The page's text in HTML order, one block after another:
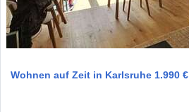
Wohnen auf Zeit in Karlsruhe 1.990 €